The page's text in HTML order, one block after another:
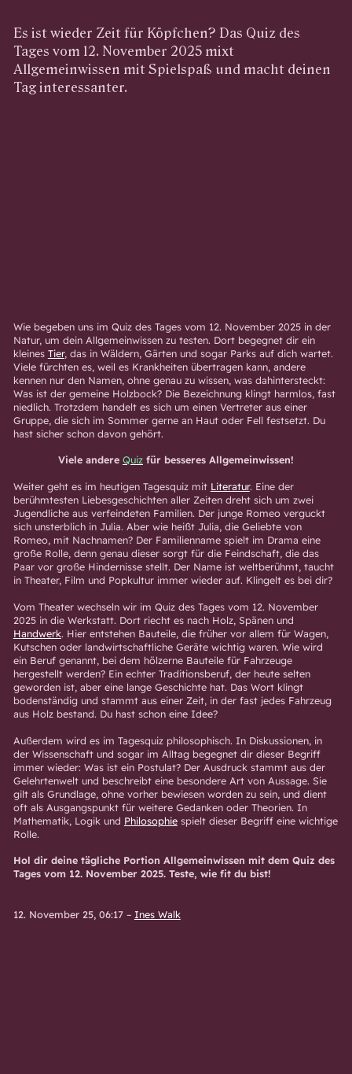
Es ist wieder Zeit für Köpfchen? Das Quiz des
Tages vom 12. November 2025 mixt
Allgemeinwissen mit Spielspaß und macht deinen
Tag interessanter.
Wie begeben uns im Quiz des Tages vom 12. November 2025 in der
Natur, um dein Allgemeinwissen zu testen. Dort begegnet dir ein
kleines Tier, das in Wäldern, Gärten und sogar Parks auf dich wartet.
Viele fürchten es, weil es Krankheiten übertragen kann, andere
kennen nur den Namen, ohne genau zu wissen, was dahintersteckt:
Was ist der gemeine Holzbock? Die Bezeichnung klingt harmlos, fast
niedlich. Trotzdem handelt es sich um einen Vertreter aus einer
Gruppe, die sich im Sommer gerne an Haut oder Fell festsetzt. Du
hast sicher schon davon gehört.
Viele andere Quiz für besseres Allgemeinwissen!
Weiter geht es im heutigen Tagesquiz mit Literatur. Eine der
berühmtesten Liebesgeschichten aller Zeiten dreht sich um zwei
Jugendliche aus verfeindeten Familien. Der junge Romeo verguckt
sich unsterblich in Julia. Aber wie heißt Julia, die Geliebte von
Romeo, mit Nachnamen? Der Familienname spielt im Drama eine
große Rolle, denn genau dieser sorgt für die Feindschaft, die das
Paar vor große Hindernisse stellt. Der Name ist weltberühmt, taucht
in Theater, Film und Popkultur immer wieder auf. Klingelt es bei dir?
Vom Theater wechseln wir im Quiz des Tages vom 12. November
2025 in die Werkstatt. Dort riecht es nach Holz, Spänen und
Handwerk. Hier entstehen Bauteile, die früher vor allem für Wagen,
Kutschen oder landwirtschaftliche Geräte wichtig waren. Wie wird
ein Beruf genannt, bei dem hölzerne Bauteile für Fahrzeuge
hergestellt werden? Ein echter Traditionsberuf, der heute selten
geworden ist, aber eine lange Geschichte hat. Das Wort klingt
bodenständig und stammt aus einer Zeit, in der fast jedes Fahrzeug
aus Holz bestand. Du hast schon eine Idee?
Außerdem wird es im Tagesquiz philosophisch. In Diskussionen, in
der Wissenschaft und sogar im Alltag begegnet dir dieser Begriff
immer wieder: Was ist ein Postulat? Der Ausdruck stammt aus der
Gelehrtenwelt und beschreibt eine besondere Art von Aussage. Sie
gilt als Grundlage, ohne vorher bewiesen worden zu sein, und dient
oft als Ausgangspunkt für weitere Gedanken oder Theorien. In
Mathematik, Logik und Philosophiespielt dieser Begriff eine wichtige
Rolle.
Hol dir deine tägliche Portion Allgemeinwissen mit dem Quiz des
Tages vom 12. November 2025. Teste, wie fit du bist!
12. November 25, 06:17– Ines Walk